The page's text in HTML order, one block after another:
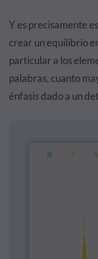
Y es precisamente
crear un equilibrio
particular a los
palabras, cuanto
énfasis dado a un